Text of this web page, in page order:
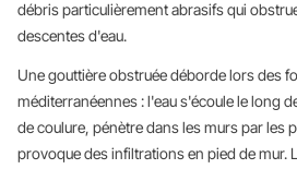
débris particulièrement abrasifs qui
descentes d'eau.
Une gouttière obstruée déborde lors des
méditerranéennes : l'eau s'écoule le long
de coulure, pénètre dans les murs par les
provoque des infiltrations en pied de mur.